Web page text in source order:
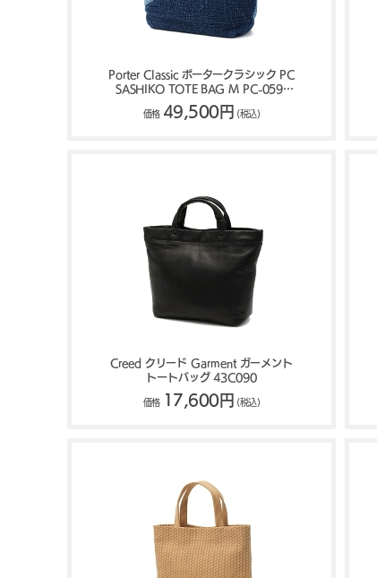
Porter Classic ポータークラシック PC
SASHIKO TOTE BAG M PC-059-
4031
価格 49,500円 (税込)
Creed クリード Garment ガーメント
トートバッグ 43C090
価格 17,600円 (税込)